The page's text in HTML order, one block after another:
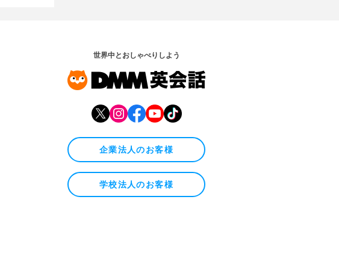
世界中とおしゃべりしよう
企業法人のお客様
学校法人のお客様